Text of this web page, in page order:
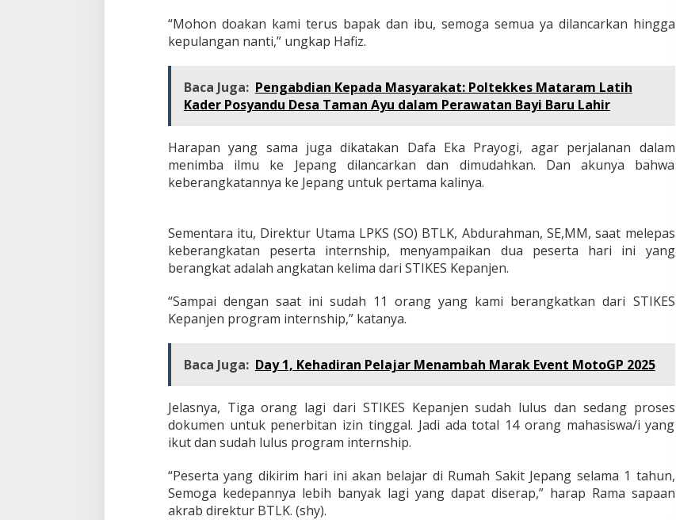
“Mohon doakan kami terus bapak dan ibu, semoga semua ya dilancarkan hingga
kepulangan nanti,” ungkap Hafiz.
Baca Juga: Pengabdian Kepada Masyarakat: Poltekkes Mataram Latih
Kader Posyandu Desa Taman Ayu dalam Perawatan Bayi Baru Lahir
Harapan yang sama juga dikatakan Dafa Eka Prayogi, agar perjalanan dalam
menimba ilmu ke Jepang dilancarkan dan dimudahkan. Dan akunya bahwa
keberangkatannya ke Jepang untuk pertama kalinya.
Sementara itu, Direktur Utama LPKS (SO) BTLK, Abdurahman, SE,MM, saat melepas
keberangkatan peserta internship, menyampaikan dua peserta hari ini yang
berangkat adalah angkatan kelima dari STIKES Kepanjen.
“Sampai dengan saat ini sudah 11 orang yang kami berangkatkan dari STIKES
Kepanjen program internship,” katanya.
Baca Juga: Day 1, Kehadiran Pelajar Menambah Marak Event MotoGP 2025
Jelasnya, Tiga orang lagi dari STIKES Kepanjen sudah lulus dan sedang proses
dokumen untuk penerbitan izin tinggal. Jadi ada total 14 orang mahasiswa/i yang
ikut dan sudah lulus program internship.
“Peserta yang dikirim hari ini akan belajar di Rumah Sakit Jepang selama 1 tahun,
Semoga kedepannya lebih banyak lagi yang dapat diserap,” harap Rama sapaan
akrab direktur BTLK. (shy).